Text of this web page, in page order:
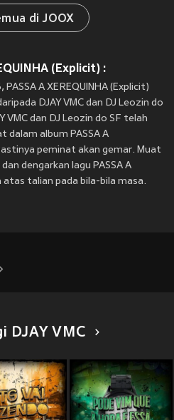
di JOOX
(Explicit) :
A XEREQUINHA (Explicit)
DJAY VMC dan DJ Leozin do
VMC dan DJ Leozin do SF telah
dalam album PASSA A
peminat akan gemar. Muat
dengarkan lagu PASSA A
atas talian pada bila-bila masa.
DJAY VMC